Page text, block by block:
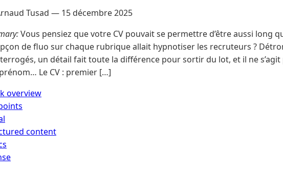
Tusad — 15 décembre 2025
Vous pensiez que votre CV pouvait se permettre d’être aussi long
de fluo sur chaque rubrique allait hypnotiser les recruteurs ?
un détail fait toute la différence pour sortir du lot, et il ne s’agit
Le CV : premier […]
overview
content